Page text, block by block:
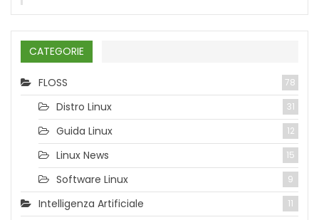
CATEGORIE
FLOSS 78
Distro Linux 31
Guida Linux 12
Linux News 15
Software Linux 9
Intelligenza Artificiale 11